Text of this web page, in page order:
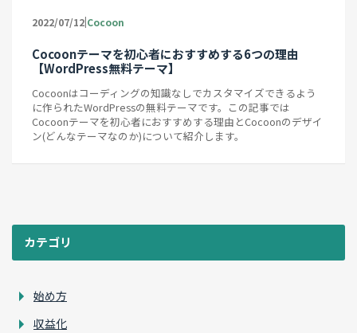
2022/07/12|Cocoon
Cocoonテーマを初心者におすすめする6つの理由
【WordPress無料テーマ】
Cocoonはコーディングの知識なしでカスタマイズできるよう
に作られたWordPressの無料テーマです。この記事では
Cocoonテーマを初心者におすすめする理由とCocoonのデザイ
ン(どんなテーマなのか)について紹介します。
カテゴリ
始め方
収益化